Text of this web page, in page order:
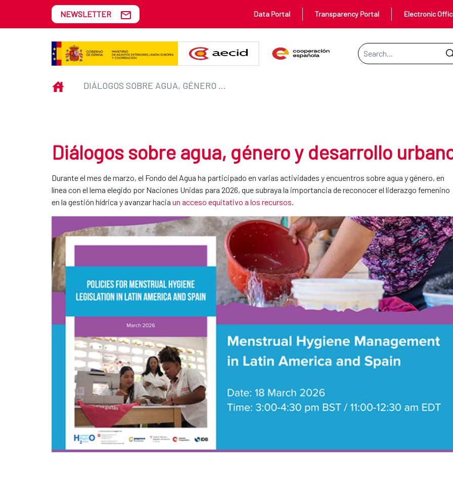
Skip to Main Content
Diálogos sobre agua, género y desarrollo urbano
NEWSLETTER Data Portal Transparency Portal Electronic
Search Bar
INICIO DIÁLOGOS SOBRE AGUA, GÉNERO Y DESARROLLO URBANO
Diálogos sobre agua, género y desarrollo
Durante el mes de marzo, el Fondo del Agua ha participado en varias actividades y encuentros sobre agua y género, en
línea con el lema elegido por Naciones Unidas para 2026, que subraya la importancia de reconocer el liderazgo femenino
en la gestión hídrica y avanzar hacia un acceso equitativo a los recursos